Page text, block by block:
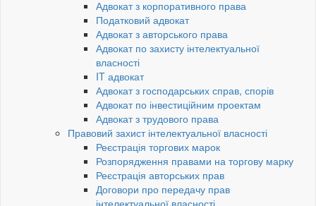
Адвокат з корпоративного права
Податковий адвокат
Адвокат з авторського права
Адвокат по захисту інтелектуальної
власності
IT адвокат
Адвокат з господарських справ, спорів
Адвокат по інвестиційним проектам
Адвокат з трудового права
Правовий захист інтелектуальної власності
Реєстрація торгових марок
Розпорядження правами на торгову марку
Реєстрація авторських прав
Договори про передачу прав